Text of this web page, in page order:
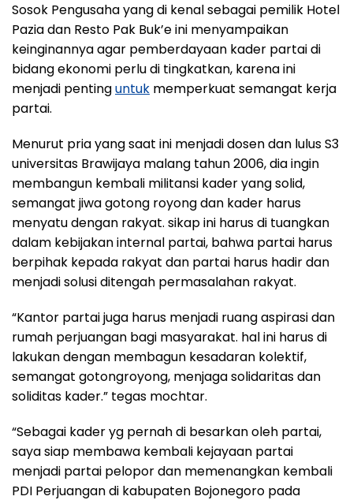
Sosok Pengusaha yang di kenal sebagai pemilik Hotel
Pazia dan Resto Pak Buk’e ini menyampaikan
keinginannya agar pemberdayaan kader partai di
bidang ekonomi perlu di tingkatkan, karena ini
menjadi pentinguntuk memperkuat semangat kerja
partai.
Menurut pria yang saat ini menjadi dosen dan lulus S3
universitas Brawijaya malang tahun 2006, dia ingin
membangun kembali militansi kader yang solid,
semangat jiwa gotong royong dan kader harus
menyatu dengan rakyat. sikap ini harus di tuangkan
dalam kebijakan internal partai, bahwa partai harus
berpihak kepada rakyat dan partai harus hadir dan
menjadi solusi ditengah permasalahan rakyat.
“Kantor partai juga harus menjadi ruang aspirasi dan
rumah perjuangan bagi masyarakat. hal ini harus di
lakukan dengan membagun kesadaran kolektif,
semangat gotongroyong, menjaga solidaritas dan
soliditas kader.” tegas mochtar.
“Sebagai kader yg pernah di besarkan oleh partai,
saya siap membawa kembali kejayaan partai
menjadi partai pelopor dan memenangkan kembali
PDI Perjuangan di kabupaten Bojonegoro pada